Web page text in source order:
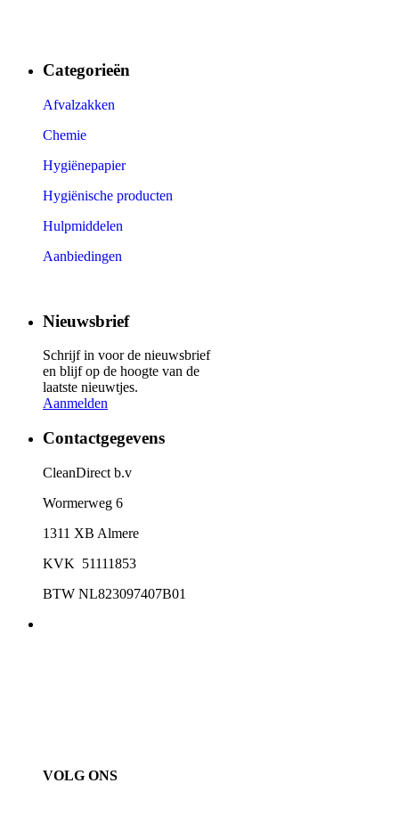
Categorieën
Afvalzakken
Chemie
Hygiënepapier
Hygiënische producten
Hulpmiddelen
Aanbiedingen
Nieuwsbrief
Schrijf in voor de nieuwsbrief
en blijf op de hoogte van de
laatste nieuwtjes.
Aanmelden
Contactgegevens
CleanDirect b.v
Wormerweg 6
1311 XB Almere
KVK 51111853
BTW NL823097407B01
VOLG ONS